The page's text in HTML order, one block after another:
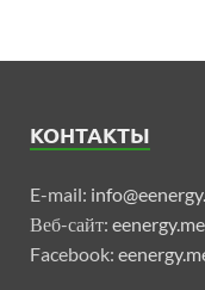
КОНТАКТЫ
E-mail:
Веб-сайт:
Facebook: